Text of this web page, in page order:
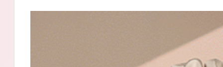
購入履歴 閲覧履